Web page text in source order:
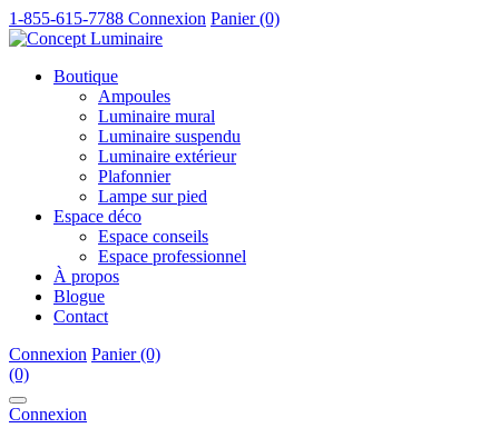
1-855-615-7788 Connexion Panier (0)
Boutique
Ampoules
Luminaire mural
Luminaire suspendu
Luminaire extérieur
Plafonnier
Lampe sur pied
Espace déco
Espace conseils
Espace professionnel
À propos
Blogue
Contact
Connexion Panier (0)
(0)
Connexion